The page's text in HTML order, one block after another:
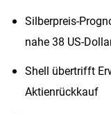
Silberpreis-
nahe 38 US-
Shell übertrifft
Aktienrückkauf